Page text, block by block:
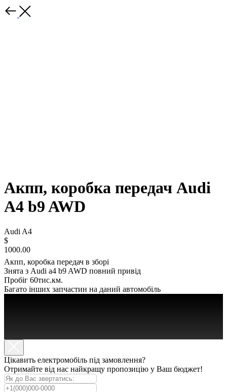
Акпп, коробка передач Audi
A4 b9 AWD
Audi A4
$
1000.00
Акпп, коробка передач в зборі
Знята з Audi a4 b9 AWD повний привід
Пробіг 60тис.км.
Багато інших запчастин на даний автомобіль
Цікавить електромобіль під замовлення?
Отримайте від нас найкращу пропозицію у Ваш бюджет!